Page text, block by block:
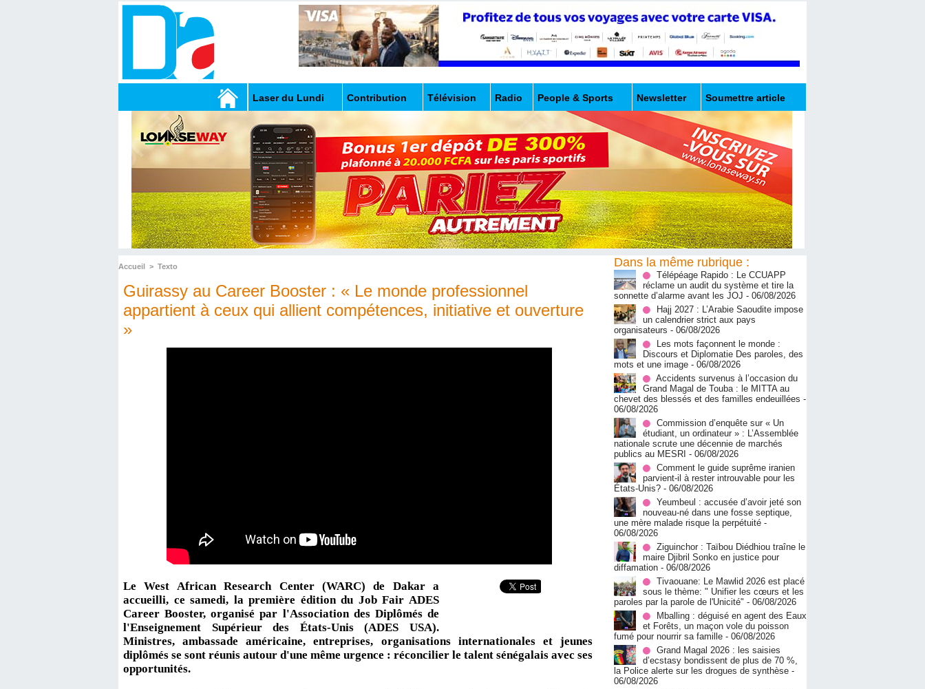
Laser du Lundi Contribution Télévision Radio People & Sports Newsletter Soumettre article
Accueil > Texto
Guirassy au Career Booster : « Le monde professionnel
appartient à ceux qui allient compétences, initiative et ouverture
»
Le West African Research Center (WARC) de Dakar a
accueilli, ce samedi, la première édition du Job Fair ADES
Career Booster, organisé par l'Association des Diplômés de
l'Enseignement Supérieur des États-Unis (ADES USA).
Ministres, ambassade américaine, entreprises, organisations internationales et jeunes
diplômés se sont réunis autour d'une même urgence : réconcilier le talent sénégalais avec ses
opportunités.
Dans la même rubrique :
Télépéage Rapido : Le CCUAPP
réclame un audit du système et tire la
sonnette d’alarme avant les JOJ - 06/08/2026
Hajj 2027 : L’Arabie Saoudite impose
un calendrier strict aux pays
organisateurs - 06/08/2026
Les mots façonnent le monde :
Discours et Diplomatie Des paroles, des
mots et une image - 06/08/2026
Accidents survenus à l’occasion du
Grand Magal de Touba : le MITTA au
chevet des blessés et des familles endeuillées -
06/08/2026
Commission d’enquête sur « Un
étudiant, un ordinateur » : L’Assemblée
nationale scrute une décennie de marchés
publics au MESRI - 06/08/2026
Comment le guide suprême iranien
parvient-il à rester introuvable pour les
États-Unis? - 06/08/2026
Yeumbeul : accusée d’avoir jeté son
nouveau-né dans une fosse septique,
une mère malade risque la perpétuité -
06/08/2026
Ziguinchor : Taïbou Diédhiou traîne le
maire Djibril Sonko en justice pour
diffamation - 06/08/2026
Tivaouane: Le Mawlid 2026 est placé
sous le thème: " Unifier les cœurs et les
paroles par la parole de l'Unicité" - 06/08/2026
Mballing : déguisé en agent des Eaux
et Forêts, un maçon vole du poisson
fumé pour nourrir sa famille - 06/08/2026
Grand Magal 2026 : les saisies
d’ecstasy bondissent de plus de 70 %,
la Police alerte sur les drogues de synthèse -
06/08/2026